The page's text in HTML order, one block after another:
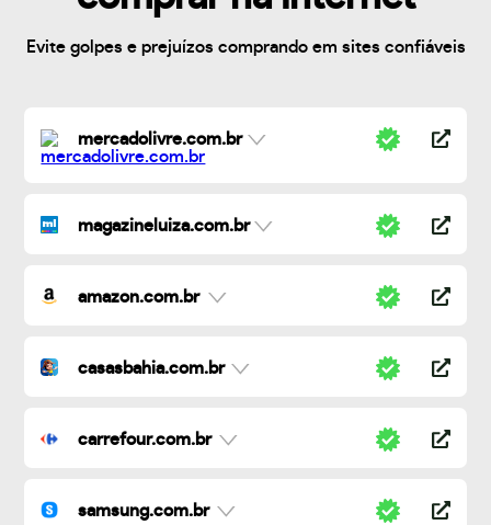
Evite golpes e prejuízos comprando em sites confiáveis
mercadolivre.com.br
magazineluiza.com.br
amazon.com.br
casasbahia.com.br
carrefour.com.br
samsung.com.br